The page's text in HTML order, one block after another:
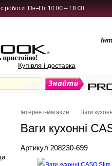
роботи: Пн–Пт 10:00 – 18:00
пристойно!
Купівля і доставка
Інтернет-магазин Ваги
Ваги кухонні
Артикул 208230-699